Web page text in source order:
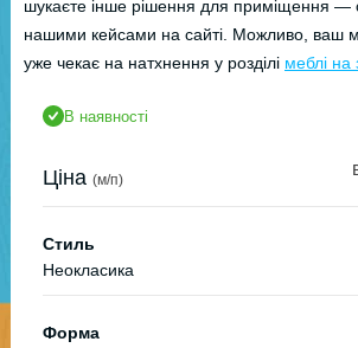
шукаєте інше рішення для приміщення —
нашими кейсами на сайті. Можливо, ваш
уже чекає на натхнення у розділі меблі на
В наявності
Ціна (м/п)
Стиль
Неокласика
Форма